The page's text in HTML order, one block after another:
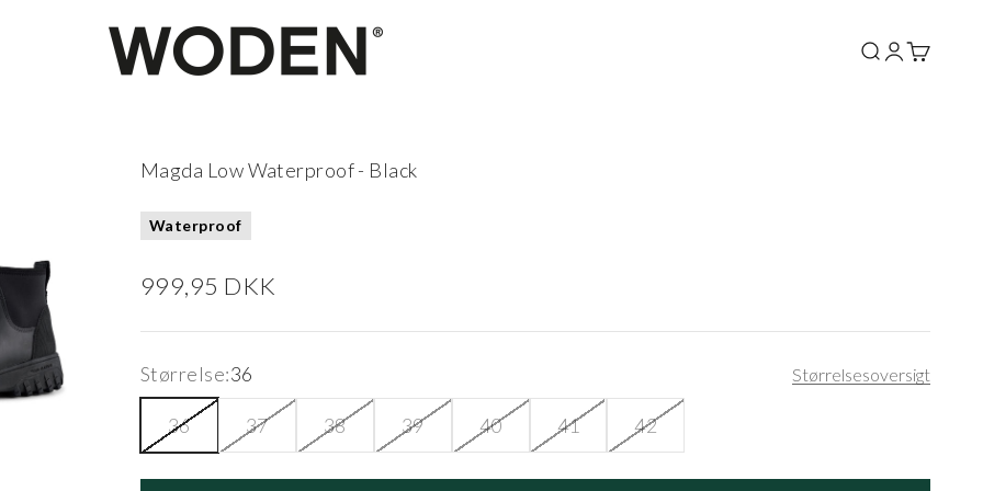
woden.dk
SøgLog ind
Kurv
Magda Low Waterproof - Black
Waterproof
Salgspris
999,95 DKK
Størrelse:36 Størrelsesoversigt
36 37 38 39 40 41 42